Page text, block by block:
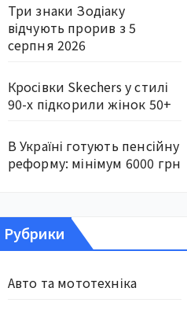
Три знаки Зодіаку
відчують прорив з 5
серпня 2026
Кросівки Skechers у стилі
90-х підкорили жінок 50+
В Україні готують пенсійну
реформу: мінімум 6000 грн
Рубрики
Авто та мототехніка